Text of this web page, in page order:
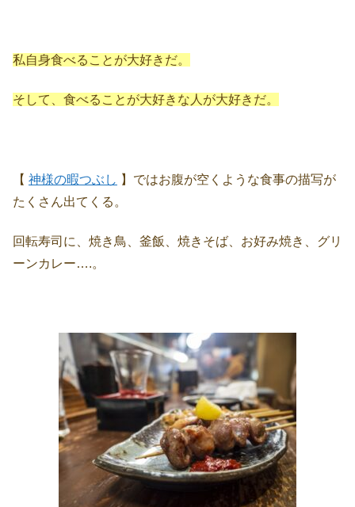
私自身食べることが大好きだ。
そして、食べることが大好きな人が大好きだ。
【 神様の暇つぶし 】ではお腹が空くような食事の描写が
たくさん出てくる。
回転寿司に、焼き鳥、釜飯、焼きそば、お好み焼き、グリ
ーンカレー….。